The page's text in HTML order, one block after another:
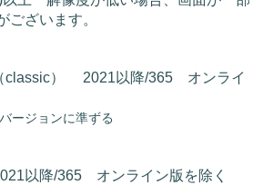
ございます。
classic） 2021以降/365 オンライ
ージョンに準ずる
以降/365 オンライン版を除く